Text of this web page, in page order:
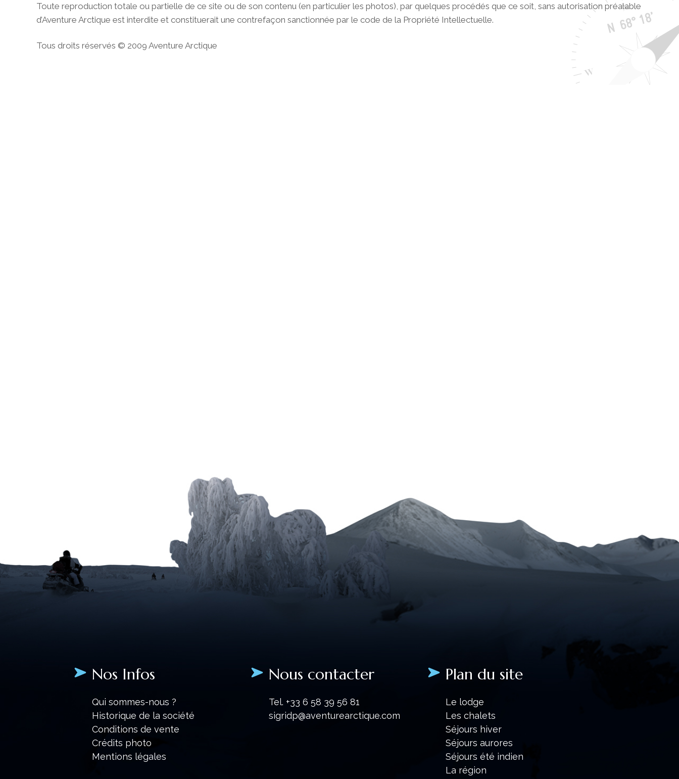
Toute reproduction totale ou partielle de ce site ou de son contenu (en particulier les photos), par quelques procédés que ce soit, sans autorisation préalable
d’Aventure Arctique est interdite et constituerait une contrefaçon sanctionnée par le code de la Propriété Intellectuelle.
Tous droits réservés © 2009 Aventure Arctique
Nos Infos
Qui sommes-nous ?
Historique de la société
Conditions de vente
Crédits photo
Mentions légales
Nous contacter
Tel. +33 6 58 39 56 81
sigridp@aventurearctique.com
Plan du site
Le lodge
Les chalets
Séjours hiver
Séjours aurores
Séjours été indien
La région